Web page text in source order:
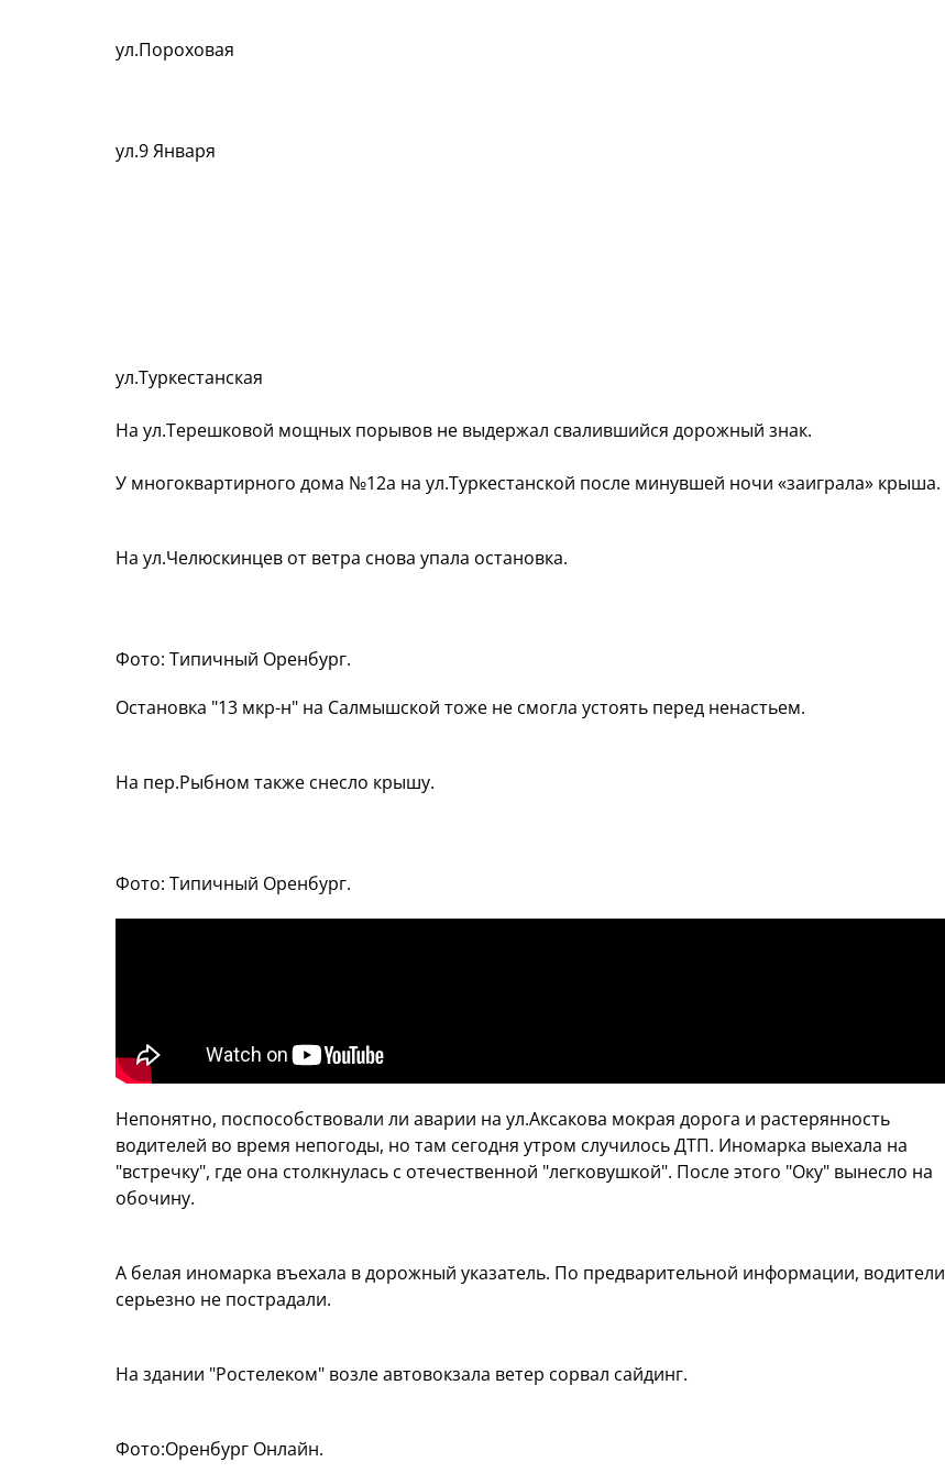
ул.Пороховая
ул.9 Января
ул.Туркестанская
На ул.Терешковой мощных порывов не выдержал свалившийся дорожный знак.
У многоквартирного дома №12а на ул.Туркестанской после минувшей ночи «заиграла» крыша.
На ул.Челюскинцев от ветра снова упала остановка.
Фото: Типичный Оренбург.
Остановка "13 мкр-н" на Салмышской тоже не смогла устоять перед ненастьем.
На пер.Рыбном также снесло крышу.
Фото: Типичный Оренбург.
Непонятно, поспособствовали ли аварии на ул.Аксакова мокрая дорога и растерянность
водителей во время непогоды, но там сегодня утром случилось ДТП. Иномарка выехала на
"встречку", где она столкнулась с отечественной "легковушкой". После этого "Оку" вынесло на
обочину.
А белая иномарка въехала в дорожный указатель. По предварительной информации, водители
серьезно не пострадали.
На здании "Ростелеком" возле автовокзала ветер сорвал сайдинг.
Фото:Оренбург Онлайн.